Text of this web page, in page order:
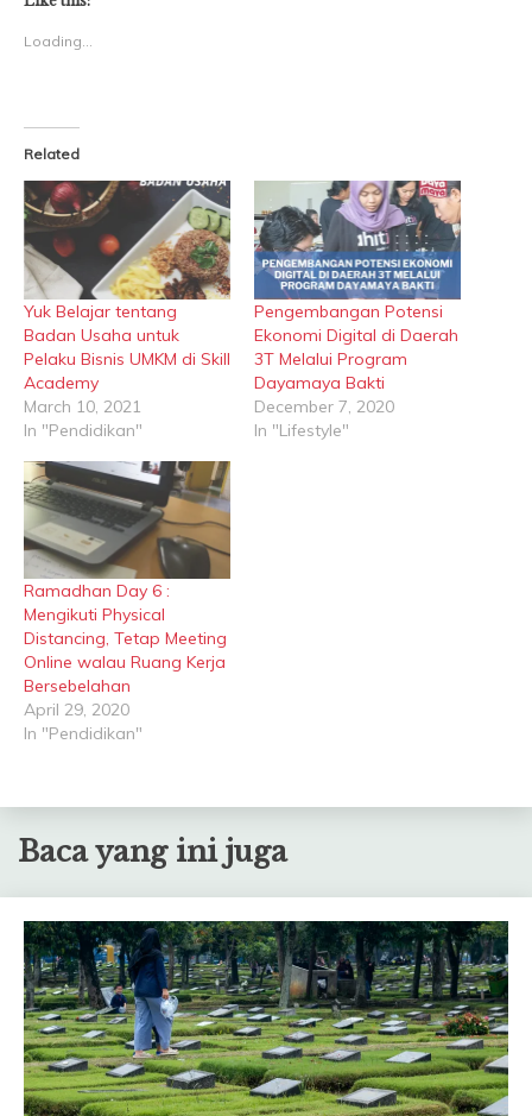
in
window)
Loading...
Related
Yuk Belajar tentang
Badan Usaha untuk
Pelaku Bisnis UMKM di Skill
Academy
March 10, 2021
In "Pendidikan"
Pengembangan Potensi
Ekonomi Digital di Daerah
3T Melalui Program
Dayamaya Bakti
December 7, 2020
In "Lifestyle"
Ramadhan Day 6 :
Mengikuti Physical
Distancing, Tetap Meeting
Online walau Ruang Kerja
Bersebelahan
April 29, 2020
In "Pendidikan"
Baca yang ini juga